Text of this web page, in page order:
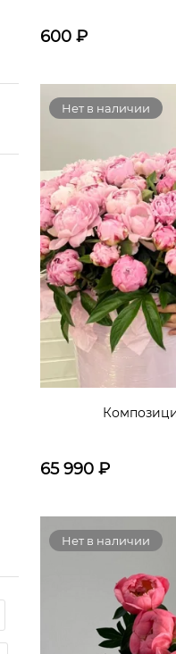
600 ₽
Нет в наличии
65 990 ₽
Нет в наличии